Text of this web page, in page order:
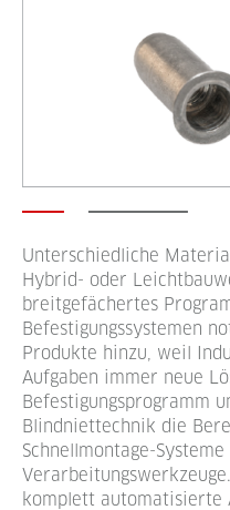
Unterschiedliche
Hybrid- oder
breitgefächertes
Befestigungssystemen
Produkte hinzu, weil
Aufgaben immer neue
Befestigungsprogramm
Blindniettechnik die
Schnellmontage-Systeme
komplett automatisierte